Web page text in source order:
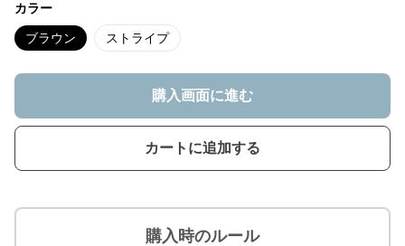
カラー
ブラウン ストライプ
購入画面に進む
カートに追加する
購入時のルール